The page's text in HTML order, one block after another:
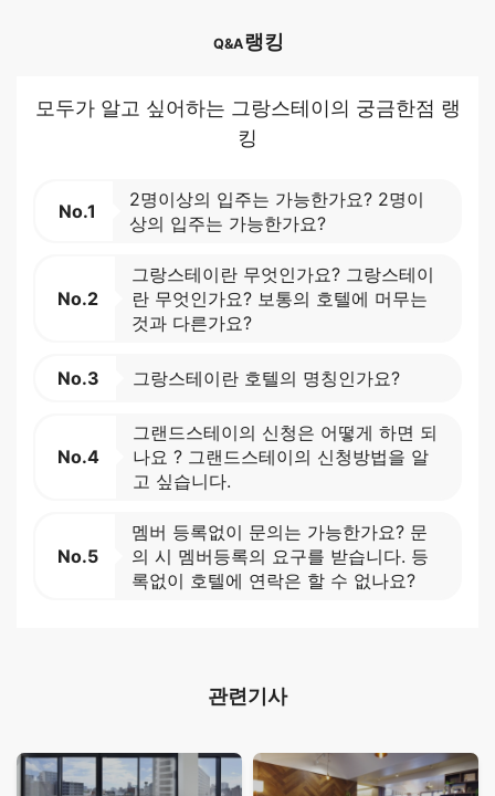
Q&A랭킹
모두가 알고 싶어하는 그랑스테이의 궁금한점 랭
킹
No.1
2명이상의 입주는 가능한가요? 2명이
상의 입주는 가능한가요?
No.2
그랑스테이란 무엇인가요? 그랑스테이
란 무엇인가요? 보통의 호텔에 머무는
것과 다른가요?
No.3 그랑스테이란 호텔의 명칭인가요?
No.4
그랜드스테이의 신청은 어떻게 하면 되
나요 ? 그랜드스테이의 신청방법을 알
고 싶습니다.
No.5
멤버 등록없이 문의는 가능한가요? 문
의 시 멤버등록의 요구를 받습니다. 등
록없이 호텔에 연락은 할 수 없나요?
관련기사